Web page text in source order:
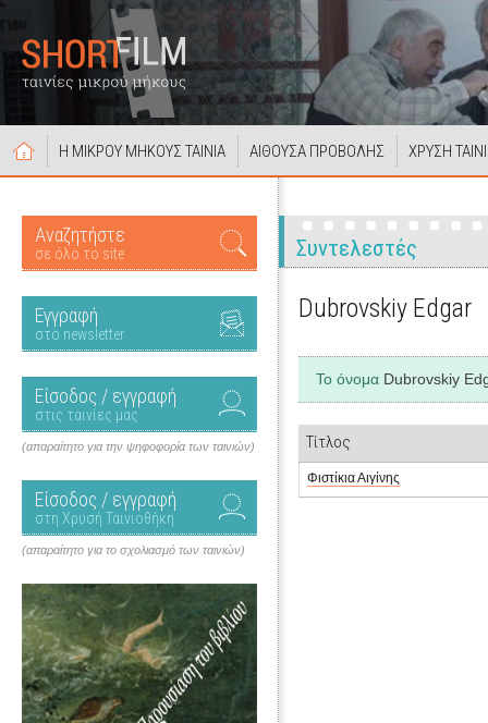
Η ΜΙΚΡΟΥ ΜΗΚΟΥΣ ΤΑΙΝΙΑ ΑΙΘΟΥΣΑ ΠΡΟΒΟΛΗΣ ΧΡΥΣΗ
Αναζητήστε
σε όλο το site
Εγγραφή
στο newsletter
Είσοδος / εγγραφή
στις ταινίες μας
(απαραίτητο για την ψηφοφορία των ταινιών)
Είσοδος / εγγραφή
στη Χρυσή Ταινιοθήκη
(απαραίτητο για το σχολιασμό των ταινιών)
Συντελεστές
Dubrovskiy Edgar
Το όνομα Dubrovskiy
Τίτλος
Φιστίκια Αιγίνης